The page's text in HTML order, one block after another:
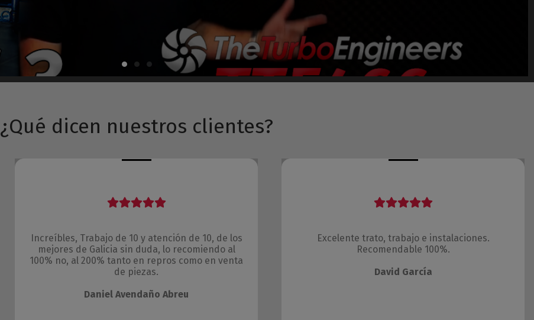
¿Qué dicen nuestros clientes?
Increíbles, Trabajo de 10 y atención de 10, de los
mejores de Galicia sin duda, lo recomiendo al
100% no, al 200% tanto en repros como en venta
de piezas.
Daniel Avendaño Abreu
Excelente trato, trabajo e instalaciones.
Recomendable 100%.
David García